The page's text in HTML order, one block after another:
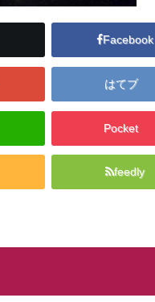
Facebook
はてブ
Pocket
feedly